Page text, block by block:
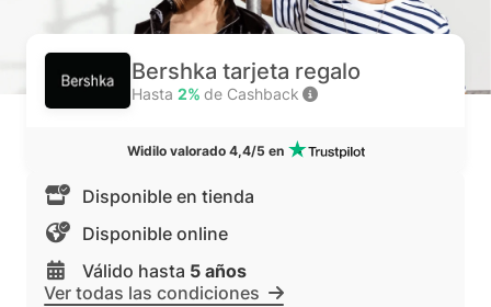
Bershka tarjeta regalo
Hasta 2% de Cashback
Widilo valorado 4,4/5 en
Disponible en tienda
Disponible online
Válido hasta 5 años
Ver todas las condiciones